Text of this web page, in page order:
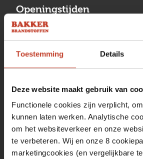
Toestemming Details
Deze website maakt gebruik van
Functionele cookies zijn verplicht,
kunnen laten werken. Analytische
om het websiteverkeer en onze
te verbeteren. Wij en onze 8
marketingcookies (en vergelijkbare
Openingstijden
Maandag
13:00 tot 17:00
Dinsdag
08:00 tot 17:00
08:00 tot 17:00
Vrijdag
08:00 tot 17:00
Zaterdag
09:30 tot 12:00
Zondag
Gesloten